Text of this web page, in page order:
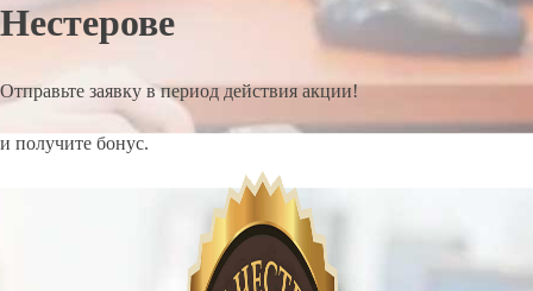
Нестерове
Отправьте заявку в период действия акции!
и получите бонус.